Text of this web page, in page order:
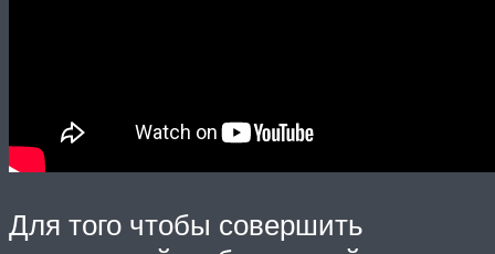
Для того чтобы совершить